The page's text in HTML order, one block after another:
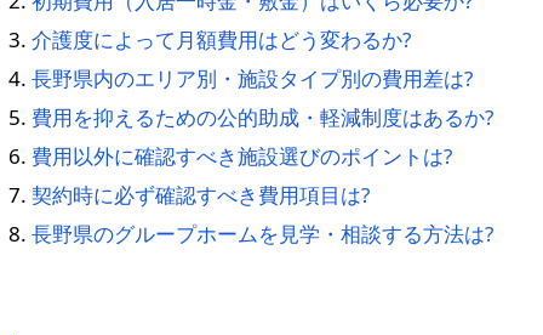
介護度によって月額費用はどう変わるか?
長野県内のエリア別・施設タイプ別の費用差は?
費用を抑えるための公的助成・軽減制度はあるか?
費用以外に確認すべき施設選びのポイントは?
契約時に必ず確認すべき費用項目は?
長野県のグループホームを見学・相談する方法は?